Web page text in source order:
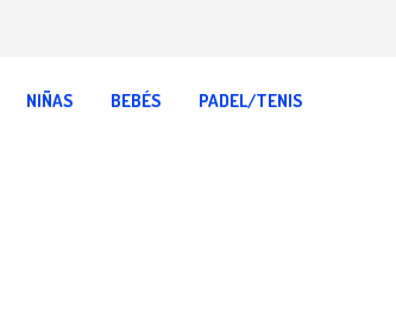
NIÑAS BEBÉS PADEL/TENIS